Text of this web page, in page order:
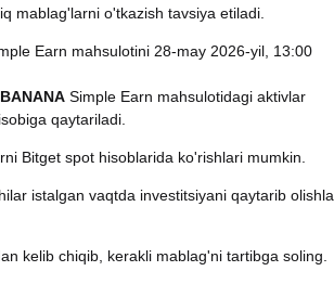
mablag'larni o'tkazish tavsiya etiladi.
Earn mahsulotini 28-may 2026-yil, 13:00
Simple Earn mahsulotidagi aktivlar
qaytariladi.
Bitget spot hisoblarida ko'rishlari mumkin.
istalgan vaqtda investitsiyani qaytarib
kelib chiqib, kerakli mablag'ni tartibga soling.